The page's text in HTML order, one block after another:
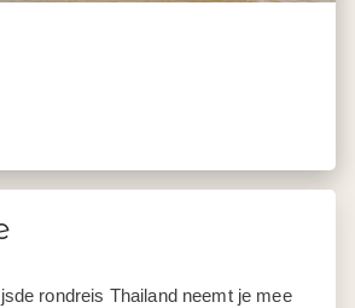
rondreis Thailand neemt je mee